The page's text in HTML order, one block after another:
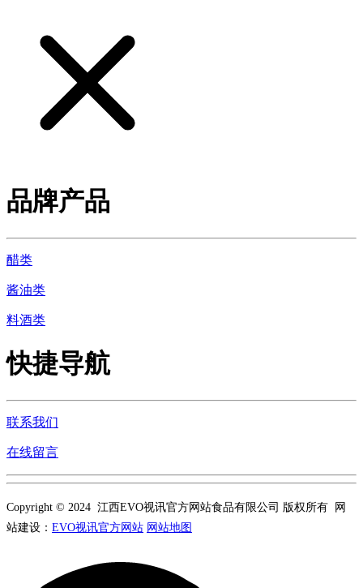
品牌产品
醋类
酱油类
料酒类
快捷导航
联系我们
在线留言
Copyright © 2024 江西EVO视讯官方网站食品有限公司 版权所有 网
站建设： EVO视讯官方网站 网站地图